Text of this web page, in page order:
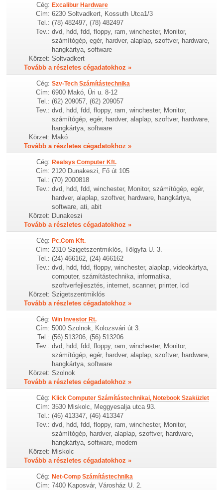
Cég: Excalibur Hardware
Cím: 6230 Soltvadkert, Kossuth Utca1/3
Tel.: (78) 482497, (78) 482497
Tev.: dvd, hdd, fdd, floppy, ram, winchester, Monitor,
számítógép, egér, hardver, alaplap, szoftver, hardware,
hangkártya, software
Körzet: Soltvadkert
Tovább a részletes cégadatokhoz »
Cég: Szv-Tech Számítástechnika
Cím: 6900 Makó, Úri u. 8-12
Tel.: (62) 209057, (62) 209057
Tev.: dvd, hdd, fdd, floppy, ram, winchester, Monitor,
számítógép, egér, hardver, alaplap, szoftver, hardware,
hangkártya, software
Körzet: Makó
Tovább a részletes cégadatokhoz »
Cég: Realsys Computer Kft.
Cím: 2120 Dunakeszi, Fő út 105
Tel.: (70) 2000818
Tev.: dvd, hdd, fdd, winchester, Monitor, számítógép, egér,
hardver, alaplap, szoftver, hardware, hangkártya,
software, ati, abit
Körzet: Dunakeszi
Tovább a részletes cégadatokhoz »
Cég: Pc.Com Kft.
Cím: 2310 Szigetszentmiklós, Tölgyfa U. 3.
Tel.: (24) 466162, (24) 466162
Tev.: dvd, hdd, fdd, floppy, winchester, alaplap, videokártya,
computer, számítástechnika, informatika,
szoftverfejlesztés, internet, scanner, printer, lcd
Körzet: Szigetszentmiklós
Tovább a részletes cégadatokhoz »
Cég: Win Investor Rt.
Cím: 5000 Szolnok, Kolozsvári út 3.
Tel.: (56) 513206, (56) 513206
Tev.: dvd, hdd, fdd, floppy, ram, winchester, Monitor,
számítógép, egér, hardver, alaplap, szoftver, hardware,
hangkártya, software
Körzet: Szolnok
Tovább a részletes cégadatokhoz »
Cég: Klick Computer Számítástechnikai, Notebook Szaküzlet
Cím: 3530 Miskolc, Meggyesalja utca 93.
Tel.: (46) 413347, (46) 413347
Tev.: dvd, hdd, fdd, floppy, ram, winchester, Monitor,
számítógép, hardver, alaplap, szoftver, hardware,
hangkártya, software, modem
Körzet: Miskolc
Tovább a részletes cégadatokhoz »
Cég: Net-Comp Számítástechnika
Cím: 7400 Kaposvár, Városház U. 2.